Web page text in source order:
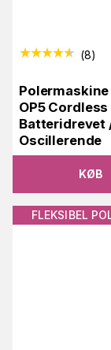
(8)
Polermaskine
OP5 Cordless
Batteridrevet
Oscillerende
KØB
FLEKSIBEL